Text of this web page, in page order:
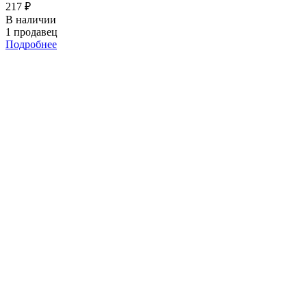
217 ₽
В наличии
1 продавец
Подробнее